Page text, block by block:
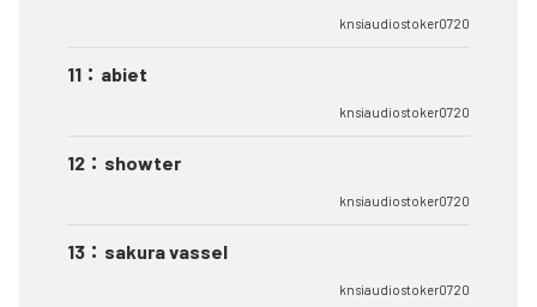
knsiaudiostoker0720
11 ： abiet
knsiaudiostoker0720
12 ： showter
knsiaudiostoker0720
13 ： sakura vassel
knsiaudiostoker0720